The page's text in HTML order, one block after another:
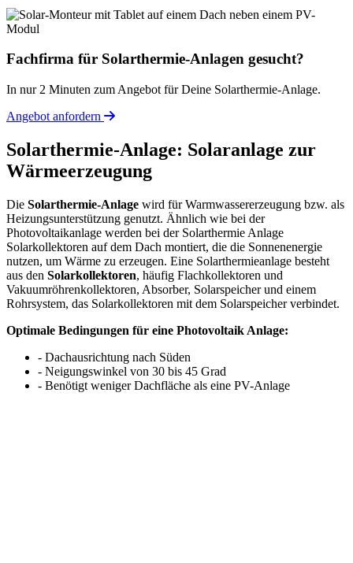
Fachfirma für Solarthermie-Anlagen gesucht?
In nur 2 Minuten zum Angebot für Deine Solarthermie-Anlage.
Angebot anfordern
Solarthermie-Anlage: Solaranlage zur
Wärmeerzeugung
Die Solarthermie-Anlage wird für Warmwassererzeugung bzw. als
Heizungsunterstützung genutzt. Ähnlich wie bei der
Photovoltaikanlage werden bei der Solarthermie Anlage
Solarkollektoren auf dem Dach montiert, die die Sonnenenergie
nutzen, um Wärme zu erzeugen. Eine Solarthermieanlage besteht
aus den Solarkollektoren, häufig Flachkollektoren und
Vakuumröhrenkollektoren, Absorber, Solarspeicher und einem
Rohrsystem, das Solarkollektoren mit dem Solarspeicher verbindet.
Optimale Bedingungen für eine Photovoltaik Anlage:
- Dachausrichtung nach Süden
- Neigungswinkel von 30 bis 45 Grad
- Benötigt weniger Dachfläche als eine PV-Anlage